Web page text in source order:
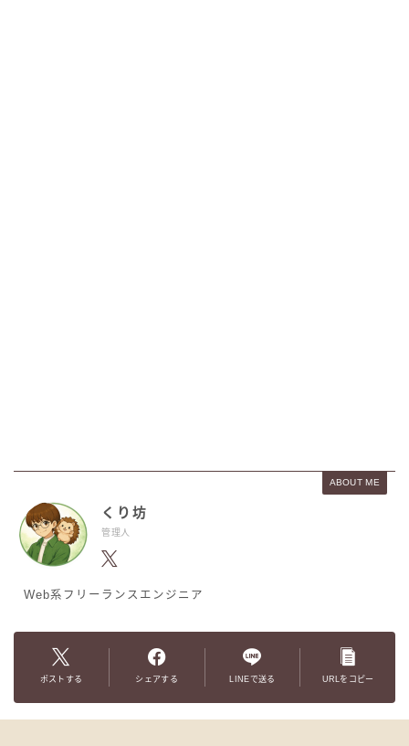
ABOUT ME
くり坊
管理人
Web系フリーランスエンジニア
ポストする シェアする LINEで送る URLをコピー